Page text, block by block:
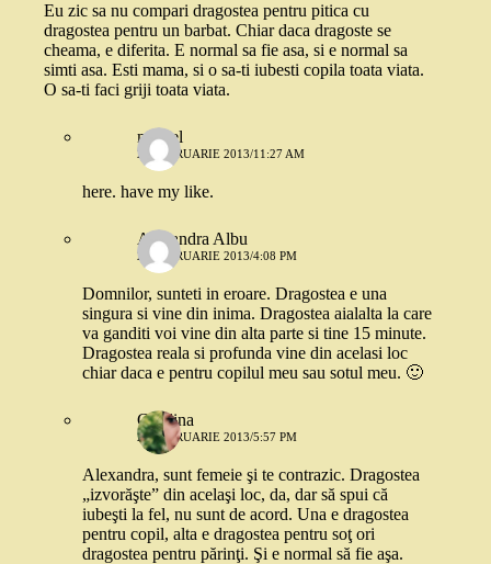
Eu zic sa nu compari dragostea pentru pitica cu
dragostea pentru un barbat. Chiar daca dragoste se
cheama, e diferita. E normal sa fie asa, si e normal sa
simti asa. Esti mama, si o sa-ti iubesti copila toata viata.
O sa-ti faci griji toata viata.
marcel
28 FEBRUARIE 2013/11:27 AM
here. have my like.
Alexandra Albu
28 FEBRUARIE 2013/4:08 PM
Domnilor, sunteti in eroare. Dragostea e una
singura si vine din inima. Dragostea aialalta la care
va ganditi voi vine din alta parte si tine 15 minute.
Dragostea reala si profunda vine din acelasi loc
chiar daca e pentru copilul meu sau sotul meu. 🙂
Cătălina
28 FEBRUARIE 2013/5:57 PM
Alexandra, sunt femeie şi te contrazic. Dragostea
„izvorăşte” din acelaşi loc, da, dar să spui că
iubeşti la fel, nu sunt de acord. Una e dragostea
pentru copil, alta e dragostea pentru soţ ori
dragostea pentru părinţi. Şi e normal să fie aşa.